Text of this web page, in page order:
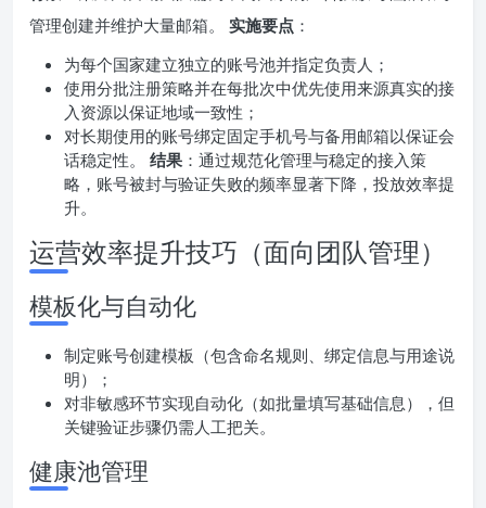
管理创建并维护大量邮箱。 实施要点 ：
为每个国家建立独立的账号池并指定负责人；
使用分批注册策略并在每批次中优先使用来源真实的接
入资源以保证地域一致性；
对长期使用的账号绑定固定手机号与备用邮箱以保证会
话稳定性。 结果 ：通过规范化管理与稳定的接入策
略，账号被封与验证失败的频率显著下降，投放效率提
升。
运营效率提升技巧（面向团队管理）
模板化与自动化
制定账号创建模板（包含命名规则、绑定信息与用途说
明）；
对非敏感环节实现自动化（如批量填写基础信息），但
关键验证步骤仍需人工把关。
健康池管理